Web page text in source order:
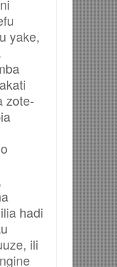
yake,
zote-
hadi
ili